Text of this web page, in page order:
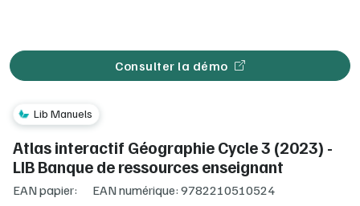
Consulter la démo
Lib Manuels
Atlas interactif Géographie Cycle 3 (2023) -
LIB Banque de ressources enseignant
EAN papier: EAN numérique: 9782210510524